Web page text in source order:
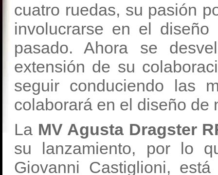
cuatro ruedas, su pasión
involucrarse en el
pasado. Ahora se
extensión de su
seguir conduciendo las
colaborará en el diseño de
La MV Agusta Dragster
su lanzamiento, por lo
Giovanni Castiglioni,